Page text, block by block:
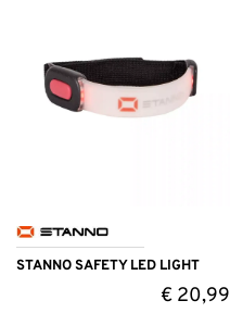
STANNO SAFETY LED LIGHT
€20,99